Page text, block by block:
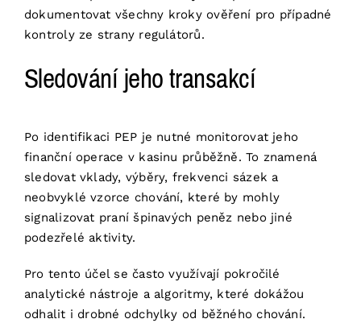
dokumentovat všechny kroky ověření pro případné
kontroly ze strany regulátorů.
Sledování jeho transakcí
Po identifikaci PEP je nutné monitorovat jeho
finanční operace v kasinu průběžně. To znamená
sledovat vklady, výběry, frekvenci sázek a
neobvyklé vzorce chování, které by mohly
signalizovat praní špinavých peněz nebo jiné
podezřelé aktivity.
Pro tento účel se často využívají pokročilé
analytické nástroje a algoritmy, které dokážou
odhalit i drobné odchylky od běžného chování.